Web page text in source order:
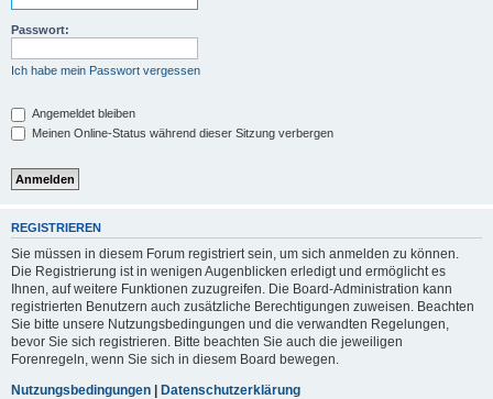
Passwort:
Ich habe mein Passwort vergessen
Angemeldet bleiben
Meinen Online-Status während dieser Sitzung verbergen
REGISTRIEREN
Sie müssen in diesem Forum registriert sein, um sich anmelden zu können.
Die Registrierung ist in wenigen Augenblicken erledigt und ermöglicht es
Ihnen, auf weitere Funktionen zuzugreifen. Die Board-Administration kann
registrierten Benutzern auch zusätzliche Berechtigungen zuweisen. Beachten
Sie bitte unsere Nutzungsbedingungen und die verwandten Regelungen,
bevor Sie sich registrieren. Bitte beachten Sie auch die jeweiligen
Forenregeln, wenn Sie sich in diesem Board bewegen.
Nutzungsbedingungen | Datenschutzerklärung